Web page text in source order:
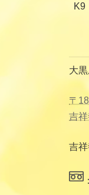
K9
大
〒
吉
吉